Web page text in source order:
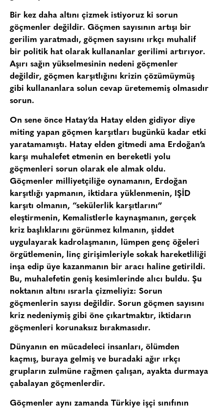
Bir kez daha altını çizmek istiyoruz ki sorun
göçmenler değildir. Göçmen sayısının artışı bir
gerilim yaratmadı, göçmen sayısını ırkçı muhalif
bir politik hat olarak kullananlar gerilimi artırıyor.
Aşırı sağın yükselmesinin nedeni göçmenler
değildir, göçmen karşıtlığını krizin çözümüymüş
gibi kullananlara solun cevap üretememiş olmasıdır
sorun.
On sene önce Hatay’da Hatay elden gidiyor diye
miting yapan göçmen karşıtları bugünkü kadar etki
yaratamamıştı. Hatay elden gitmedi ama Erdoğan’a
karşı muhalefet etmenin en bereketli yolu
göçmenleri sorun olarak ele almak oldu.
Göçmenler milliyetçiliğe oynamanın, Erdoğan
karşıtlığı yapmanın, iktidara yüklenmenin, IŞİD
karşıtı olmanın, “sekülerlik karşıtlarını”
eleştirmenin, Kemalistlerle kaynaşmanın, gerçek
kriz başlıklarını görünmez kılmanın, şiddet
uygulayarak kadrolaşmanın, lümpen genç öğeleri
örgütlemenin, linç girişimleriyle sokak hareketliliği
inşa edip üye kazanmanın bir aracı haline getirildi.
Bu, muhalefetin geniş kesimlerinde alıcı buldu. Şu
noktanın altını ısrarla çizmeliyiz: Sorun
göçmenlerin sayısı değildir. Sorun göçmen sayısını
kriz nedeniymiş gibi öne çıkartmaktır, iktidarın
göçmenleri korunaksız bırakmasıdır.
Dünyanın en mücadeleci insanları, ölümden
kaçmış, buraya gelmiş ve buradaki ağır ırkçı
grupların zulmüne rağmen çalışan, ayakta durmaya
çabalayan göçmenlerdir.
Göçmenler aynı zamanda Türkiye işçi sınıfının